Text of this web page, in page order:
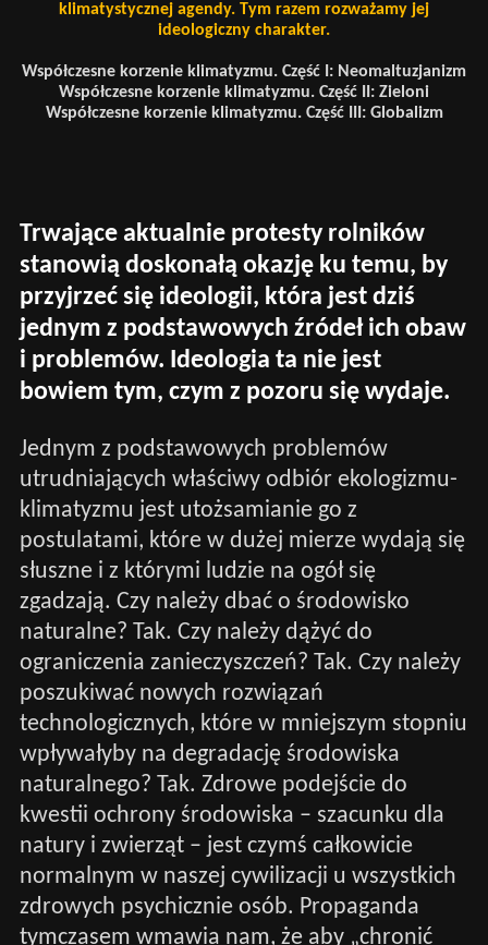
klimatystycznej agendy. Tym razem rozważamy jej
ideologiczny charakter.
Współczesne korzenie klimatyzmu. Część I: Neomaltuzjanizm
Współczesne korzenie klimatyzmu. Część II: Zieloni
Współczesne korzenie klimatyzmu. Część III: Globalizm
Trwające aktualnie protesty rolników
stanowią doskonałą okazję ku temu, by
przyjrzeć się ideologii, która jest dziś
jednym z podstawowych źródeł ich obaw
i problemów. Ideologia ta nie jest
bowiem tym, czym z pozoru się wydaje.
Jednym z podstawowych problemów
utrudniających właściwy odbiór ekologizmu-
klimatyzmu jest utożsamianie go z
postulatami, które w dużej mierze wydają się
słuszne i z którymi ludzie na ogół się
zgadzają. Czy należy dbać o środowisko
naturalne? Tak. Czy należy dążyć do
ograniczenia zanieczyszczeń? Tak. Czy należy
poszukiwać nowych rozwiązań
technologicznych, które w mniejszym stopniu
wpływałyby na degradację środowiska
naturalnego? Tak. Zdrowe podejście do
kwestii ochrony środowiska – szacunku dla
natury i zwierząt – jest czymś całkowicie
normalnym w naszej cywilizacji u wszystkich
zdrowych psychicznie osób. Propaganda
tymczasem wmawia nam, że aby „chronić